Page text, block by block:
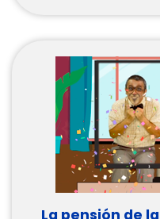
La pensión de